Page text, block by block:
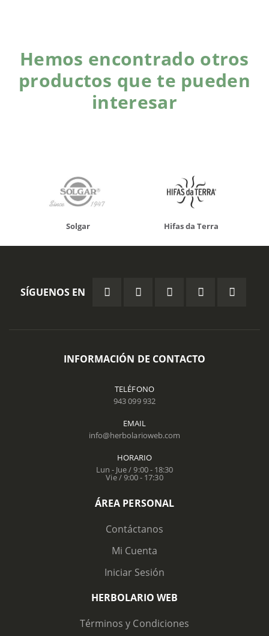
Hemos encontrado otros
productos que te pueden
interesar
Solgar Hifas da Terra
SÍGUENOS EN
INFORMACIÓN DE CONTACTO
TELÉFONO
943 099 932
EMAIL
info@herbolarioweb.com
HORARIO
Lun - Jue / 9:00 - 18:30
Vie / 9:00 - 17:30
ÁREA PERSONAL
Contáctanos
Mi Cuenta
Iniciar Sesión
HERBOLARIO WEB
Términos y Condiciones